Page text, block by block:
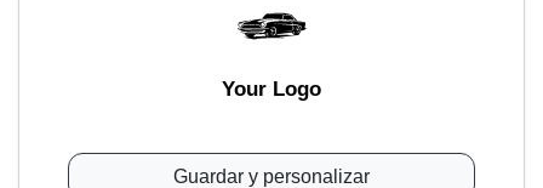
Your Logo
Guardar y personalizar